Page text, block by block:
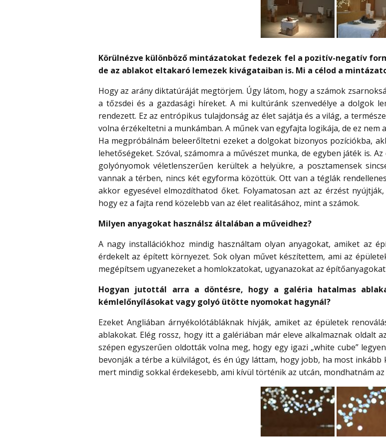
Körülnézve különböző mintázatokat fedezek fel a pozitív-negatív
de az ablakot eltakaró lemezek kivágataiban is. Mi a célod a
Hogy az arány diktatúráját megtörjem. Úgy látom, hogy a számok
a tőzsdei és a gazdasági híreket. A mi kultúránk szenvedélye a dolgok
rendezett. Ez az entrópikus tulajdonság az élet sajátja és a világ, a
volna érzékeltetni a munkámban. A műnek van egyfajta logikája, de ez nem
Ha megpróbálnám beleerőltetni ezeket a dolgokat bizonyos pozíciókba,
lehetőségeket. Szóval, számomra a művészet munka, de egyben játék is.
golyónyomok véletlenszerűen kerültek a helyükre, a posztamensek
vannak a térben, nincs két egyforma közöttük. Ott van a téglák
akkor egyesével elmozdíthatod őket. Folyamatosan azt az érzést
hogy ez a fajta rend közelebb van az élet realitásához, mint a számok.
Milyen anyagokat használsz általában a műveidhez?
A nagy installációkhoz mindig használtam olyan anyagokat, amiket az
érdekelt az épített környezet. Sok olyan művet készítettem, ami az
megépítsem ugyanezeket a homlokzatokat, ugyanazokat az
Hogyan jutottál arra a döntésre, hogy a galéria hatalmas
kémlelőnyílásokat vagy golyó ütötte nyomokat hagynál?
Ezeket Angliában árnyékolótábláknak hívják, amiket az épületek
ablakokat. Elég rossz, hogy itt a galériában már eleve alkalmaznak oldalt
szépen egyszerűen oldották volna meg, hogy egy igazi „white cube”
bevonják a térbe a külvilágot, és én úgy láttam, hogy jobb, ha most
mert mindig sokkal érdekesebb, ami kívül történik az utcán, mondhatnám